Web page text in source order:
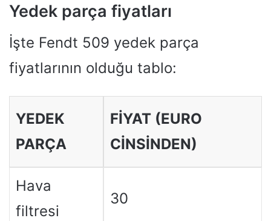
Yedek parça fiyatları
İşte Fendt 509 yedek parça
fiyatlarının olduğu tablo:
YEDEK
PARÇA
FIYAT (EURO
CINSINDEN)
Hava
filtresi
30